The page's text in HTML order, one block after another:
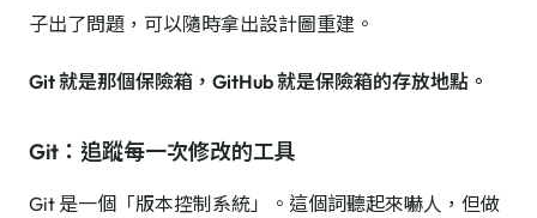
子出了問題，可以隨時拿出設計圖重建。
Git 就是那個保險箱，GitHub 就是保險箱的存放地點。
Git：追蹤每一次修改的工具
Git 是一個「版本控制系統」。這個詞聽起來嚇人，但做